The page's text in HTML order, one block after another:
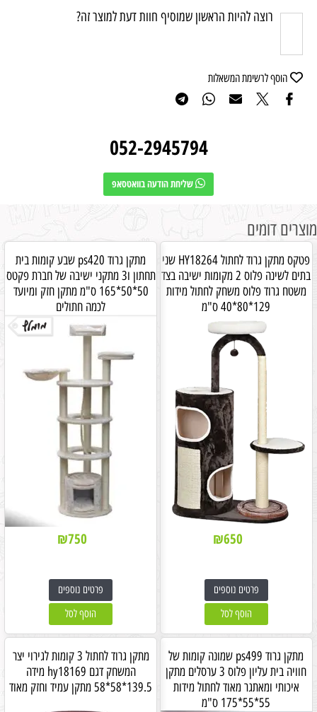
רוצה להיות הראשון שמוסיף חוות דעת למוצר זה?
הוסף לרשימת המשאלות
052-2945794
שליחת הודעה בוואטסאפ
מוצרים דומים
פטקס מתקן גרוד לחתול HY18264 שני
בתים לשינה פלוס 2 מקומות ישיבה בצד
משטח גרוד פלוס משחק לחתול מידות
129*80*40 ס"מ
₪650
פרטים נוספים
הוסף לסל
מתקן גרוד ps420 שבע קומות בית
תחתון ו3 מתקני ישיבה של חברת פקטס
50*50*165 ס"מ מתקן חזק ומיועד
לכמה חתולים
₪750
פרטים נוספים
הוסף לסל
מתקן גרוד ps499 שמונה קומות של
חוויה בית עליון פלוס 3 ערסלים מתקן
איכותי ומאתגר מאוד לחתול מידות
55*55*175 ס"מ
מתקן גרוד לחתול 3 קומות לגירוי יצר
המשחק דגם hy18169 מידה
139.5*58*58 מתקן עמיד וחזק מאוד